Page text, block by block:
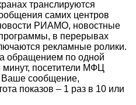
транслируются
самих центров
РИАМО, новостные
в перерывах
рекламные ролики.
обращением по одной
минут, посетители МФЦ
Ваше сообщение,
показов – 1 раз в 10 или